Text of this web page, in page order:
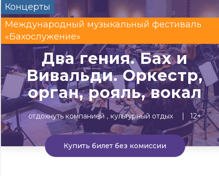
#билеты без комиссии
Сегодня Завтра
Событиям
Концерты Театр Детям Выставки
Концерты
Международный музыкальный фестиваль
«Бахослужение»
Два гения. Бах и
Вивальди. Оркестр,
орган, рояль, вокал
отдохнуть компанией культурный отдых 12+
Купить билет без комиссии